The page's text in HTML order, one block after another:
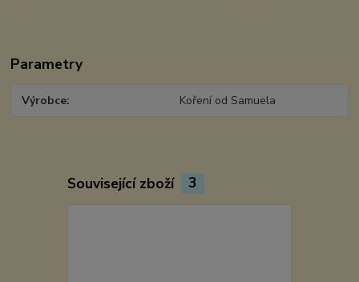
Parametry
Výrobce Koření od Samuela
Související zboží 3